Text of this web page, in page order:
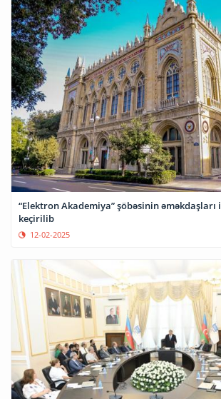
“Elektron Akademiya” şöbəsinin
keçirilib
12-02-2025